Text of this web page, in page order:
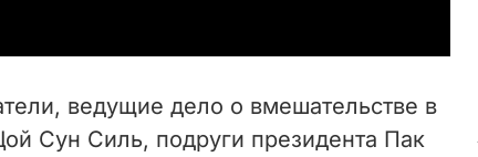
i
ведущие дело о вмешательстве в
Сун Силь, подруги президента Пак